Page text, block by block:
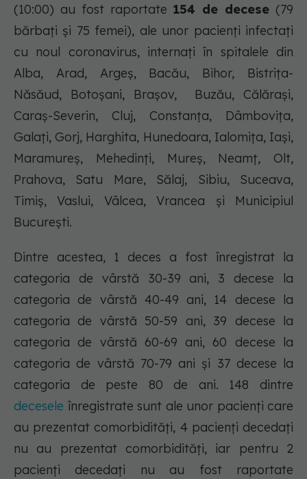
(10:00) au fost raportate 154 de decese (79
bărbați și 75 femei), ale unor pacienți infectați
cu noul coronavirus, internați în spitalele din
Alba, Arad, Argeș, Bacău, Bihor, Bistrița-
Năsăud, Botoșani, Brașov, Buzău, Călărași,
Caraș-Severin, Cluj, Constanța, Dâmbovița,
Galați, Gorj, Harghita, Hunedoara, Ialomița, Iași,
Maramureș, Mehedinți, Mureș, Neamț, Olt,
Prahova, Satu Mare, Sălaj, Sibiu, Suceava,
Timiș, Vaslui, Vâlcea, Vrancea și Municipiul
București.
Dintre acestea, 1 deces a fost înregistrat la
categoria de vârstă 30-39 ani, 3 decese la
categoria de vârstă 40-49 ani, 14 decese la
categoria de vârstă 50-59 ani, 39 decese la
categoria de vârstă 60-69 ani, 60 decese la
categoria de vârstă 70-79 ani și 37 decese la
categoria de peste 80 de ani. 148 dintre
decesele înregistrate sunt ale unor pacienți care
au prezentat comorbidități, 4 pacienți decedați
nu au prezentat comorbidități, iar pentru 2
pacienți decedați nu au fost raportate